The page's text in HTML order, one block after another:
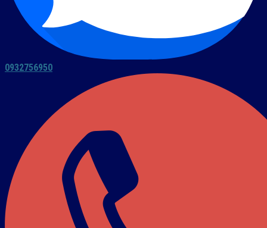
0932756950